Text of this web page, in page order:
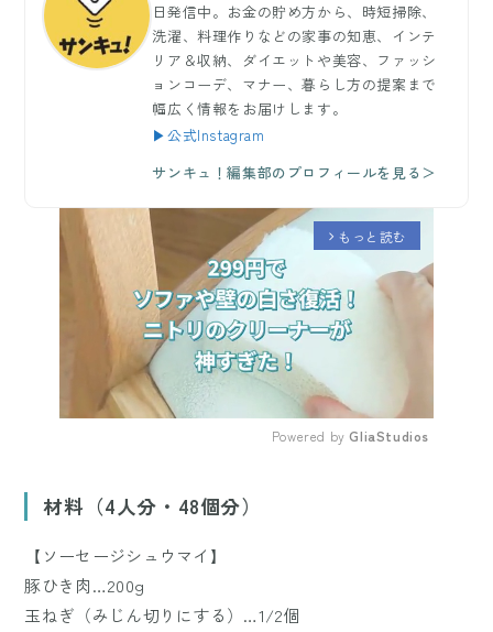
日発信中。お金の貯め方から、時短掃除、
洗濯、料理作りなどの家事の知恵、インテ
リア＆収納、ダイエットや美容、ファッシ
ョンコーデ、マナー、暮らし方の提案まで
幅広く情報をお届けします。
▶公式Instagram
サンキュ！編集部のプロフィールを見る＞
arrow_forward_ios もっと読む
Powered by GliaStudios
材料（4人分・48個分）
【ソーセージシュウマイ】
豚ひき肉…200g
玉ねぎ（みじん切りにする）…1/2個